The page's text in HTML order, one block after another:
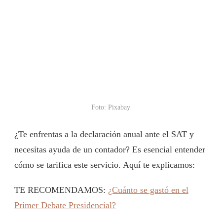
Foto: Pixabay
¿Te enfrentas a la declaración anual ante el SAT y
necesitas ayuda de un contador? Es esencial entender
cómo se tarifica este servicio. Aquí te explicamos:
TE RECOMENDAMOS: ¿Cuánto se gastó en el
Primer Debate Presidencial?